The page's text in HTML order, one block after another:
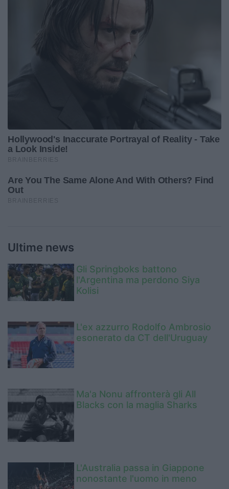
Ultime news
Gli Springboks battono
l'Argentina ma perdono Siya
Kolisi
L'ex azzurro Rodolfo Ambrosio
esonerato da CT dell'Uruguay
Ma'a Nonu affronterà gli All
Blacks con la maglia Sharks
L'Australia passa in Giappone
nonostante l'uomo in meno